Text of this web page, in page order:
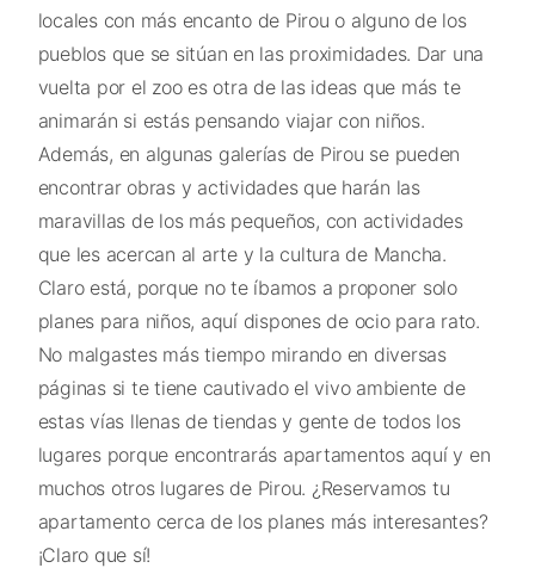
locales con más encanto de Pirou o alguno de los
pueblos que se sitúan en las proximidades. Dar una
vuelta por el zoo es otra de las ideas que más te
animarán si estás pensando viajar con niños.
Además, en algunas galerías de Pirou se pueden
encontrar obras y actividades que harán las
maravillas de los más pequeños, con actividades
que les acercan al arte y la cultura de Mancha.
Claro está, porque no te íbamos a proponer solo
planes para niños, aquí dispones de ocio para rato.
No malgastes más tiempo mirando en diversas
páginas si te tiene cautivado el vivo ambiente de
estas vías llenas de tiendas y gente de todos los
lugares porque encontrarás apartamentos aquí y en
muchos otros lugares de Pirou. ¿Reservamos tu
apartamento cerca de los planes más interesantes?
¡Claro que sí!